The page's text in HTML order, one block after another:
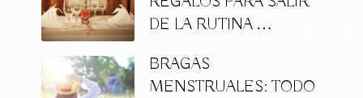
DE LA RUTINA …
BRAGAS
MENSTRUALES: TODO